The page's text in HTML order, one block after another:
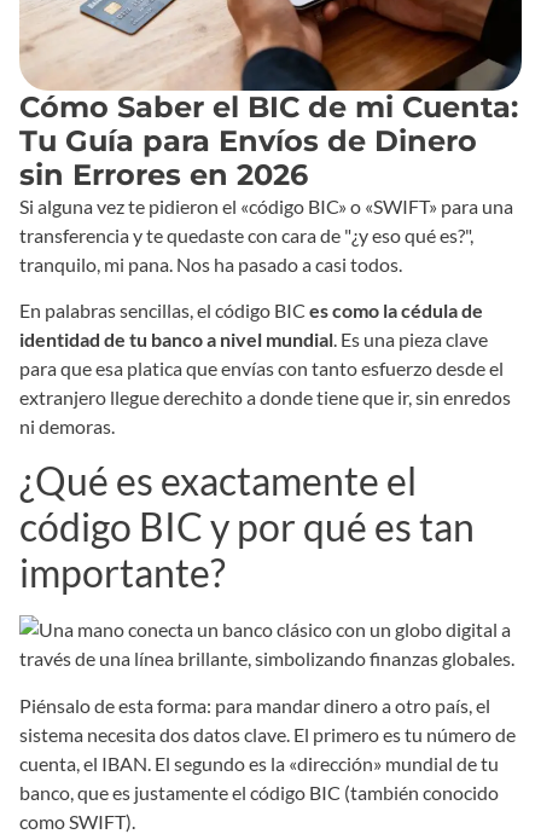
Cómo Saber el BIC de mi Cuenta:
Tu Guía para Envíos de Dinero
sin Errores en 2026
Si alguna vez te pidieron el «código BIC» o «SWIFT» para una
transferencia y te quedaste con cara de "¿y eso qué es?",
tranquilo, mi pana. Nos ha pasado a casi todos.
En palabras sencillas, el código BIC es como la cédula de
identidad de tu banco a nivel mundial. Es una pieza clave
para que esa platica que envías con tanto esfuerzo desde el
extranjero llegue derechito a donde tiene que ir, sin enredos
ni demoras.
¿Qué es exactamente el
código BIC y por qué es tan
importante?
Piénsalo de esta forma: para mandar dinero a otro país, el
sistema necesita dos datos clave. El primero es tu número de
cuenta, el IBAN. El segundo es la «dirección» mundial de tu
banco, que es justamente el código BIC (también conocido
como SWIFT).